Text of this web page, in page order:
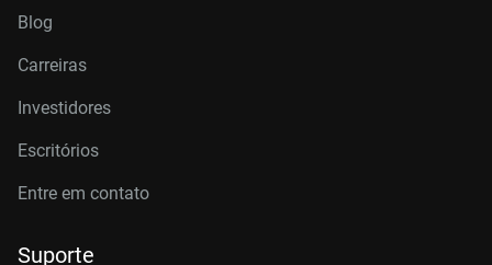
Blog
Carreiras
Investidores
Escritórios
Entre em contato
Suporte